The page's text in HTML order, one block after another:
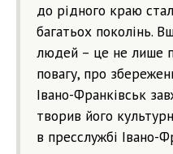
до рідного краю
багатьох поколінь.
людей – це не лише
повагу, про
Івано-Франківськ
творив його
в пресслужбі Івано-